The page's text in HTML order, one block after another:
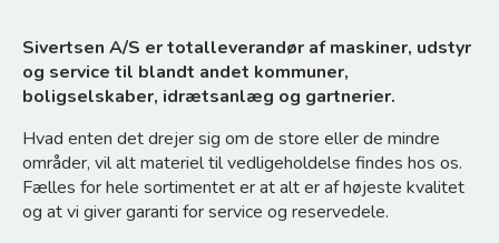
Webshop
Sivertsen A/S er totalleverandør af maskiner, udstyr
og service til blandt andet kommuner,
boligselskaber, idrætsanlæg og gartnerier.
Hvad enten det drejer sig om de store eller de mindre
områder, vil alt materiel til vedligeholdelse findes hos os.
Fælles for hele sortimentet er at alt er af højeste kvalitet
og at vi giver garanti for service og reservedele.